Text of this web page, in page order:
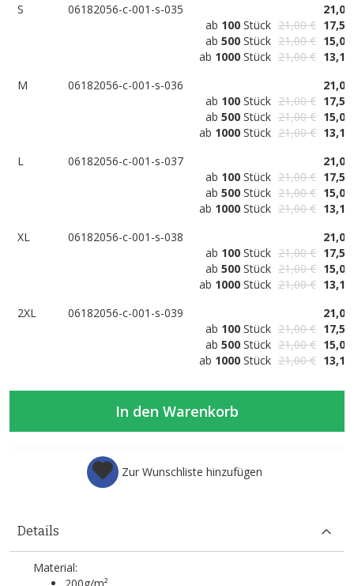
S
06182056-c-001-s-035
ab 100 Stück 21,00 €
ab 500 Stück 21,00 €
ab 1000 Stück 21,00 €
M
06182056-c-001-s-036
ab 100 Stück 21,00 €
ab 500 Stück 21,00 €
ab 1000 Stück 21,00 €
L
06182056-c-001-s-037
ab 100 Stück 21,00 €
ab 500 Stück 21,00 €
ab 1000 Stück 21,00 €
XL
06182056-c-001-s-038
ab 100 Stück 21,00 €
ab 500 Stück 21,00 €
ab 1000 Stück 21,00 €
2XL
06182056-c-001-s-039
ab 100 Stück 21,00 €
ab 500 Stück 21,00 €
ab 1000 Stück 21,00 €
In den Warenkorb
Zur Wunschliste hinzufügen
Details
Material: